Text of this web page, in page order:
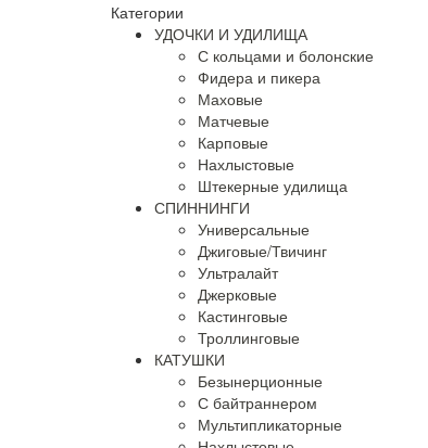
Категории
УДОЧКИ И УДИЛИЩА
С кольцами и болонские
Фидера и пикера
Маховые
Матчевые
Карповые
Нахлыстовые
Штекерные удилища
СПИННИНГИ
Универсальные
Джиговые/Твичинг
Ультралайт
Джерковые
Кастинговые
Троллинговые
КАТУШКИ
Безынерционные
С байтраннером
Мультипликаторные